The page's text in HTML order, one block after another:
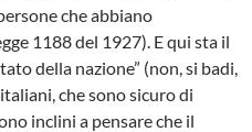
che abbiano
1188 del 1927). E qui sta il
della nazione” (non, si badi,
che sono sicuro di
inclini a pensare che il